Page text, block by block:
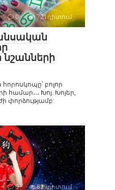
0 721դիտում
բոլոր
Խոյ. Խոյեր,
փորձությամբ:
0 829դիտում